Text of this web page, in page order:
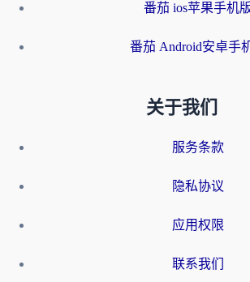
番茄 ios苹果手机
番茄 Android安卓手
关于我们
服务条款
隐私协议
应用权限
联系我们